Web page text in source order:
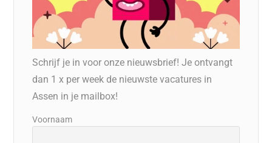
Schrijf je in voor onze nieuwsbrief! Je ontvangt
dan 1 x per week de nieuwste vacatures in
Assen in je mailbox!
Voornaam